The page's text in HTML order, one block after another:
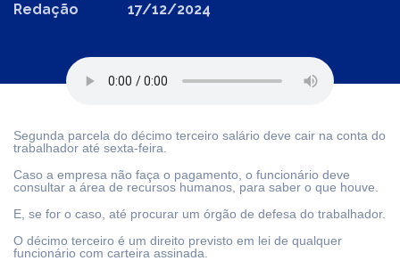
Redação
17/12/2024
Segunda parcela do décimo terceiro salário deve cair na conta do
trabalhador até sexta-feira.
Caso a empresa não faça o pagamento, o funcionário deve
consultar a área de recursos humanos, para saber o que houve.
E, se for o caso, até procurar um órgão de defesa do trabalhador.
O décimo terceiro é um direito previsto em lei de qualquer
funcionário com carteira assinada.